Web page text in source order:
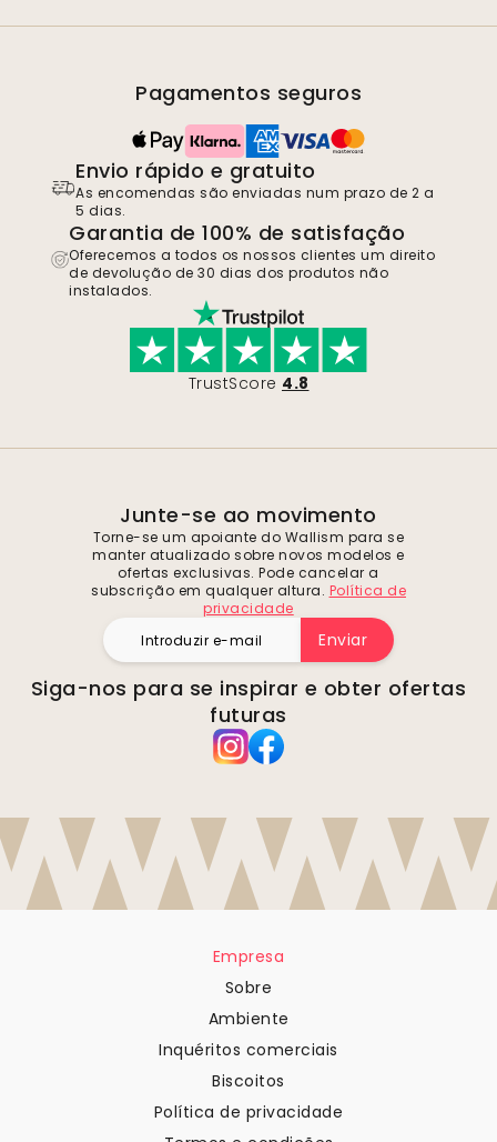
Pagamentos seguros
Envio rápido e gratuito
As encomendas são enviadas num prazo de 2 a
5 dias.
Garantia de 100% de satisfação
Oferecemos a todos os nossos clientes um direito
de devolução de 30 dias dos produtos não
instalados.
TrustScore 4.8
Junte-se ao movimento
Torne-se um apoiante do Wallism para se
manter atualizado sobre novos modelos e
ofertas exclusivas. Pode cancelar a
subscrição em qualquer altura. Política de
privacidade
Enviar
Siga-nos para se inspirar e obter ofertas
futuras
Empresa
Sobre
Ambiente
Inquéritos comerciais
Biscoitos
Política de privacidade